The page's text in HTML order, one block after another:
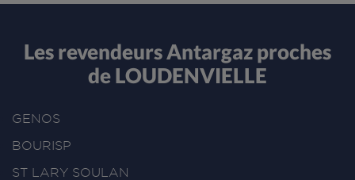
Les revendeurs Antargaz proches
de LOUDENVIELLE
GENOS
BOURISP
ST LARY SOULAN